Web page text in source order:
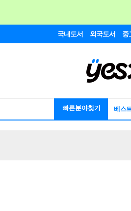
국내도서 외국도서 중
빠른분야찾기 베스